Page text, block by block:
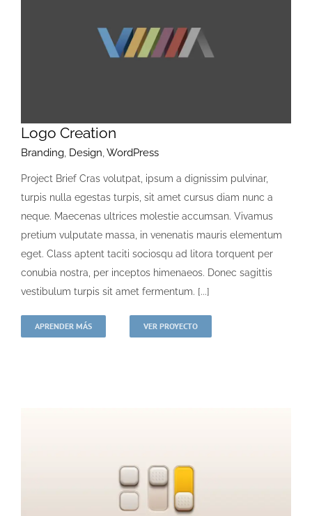
Logo Creation
Branding, Design,WordPress
Project Brief Cras volutpat, ipsum a dignissim pulvinar,
turpis nulla egestas turpis, sit amet cursus diam nunc a
neque. Maecenas ultrices molestie accumsan. Vivamus
pretium vulputate massa, in venenatis mauris elementum
eget. Class aptent taciti sociosqu ad litora torquent per
conubia nostra, per inceptos himenaeos. Donec sagittis
vestibulum turpis sit amet fermentum. [...]
APRENDER MÁS VER PROYECTO